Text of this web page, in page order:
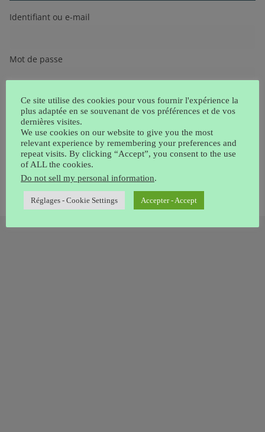
Identifiant ou e-mail
Mot de passe
Oublié ?
Chercher:
Ce site utilise des cookies pour vous fournir l'expérience la
plus adaptée en se souvenant de vos préférences et de vos
dernières visites.
We use cookies on our website to give you the most
relevant experience by remembering your preferences and
repeat visits. By clicking “Accept”, you consent to the use
of ALL the cookies.
Do not sell my personal information.
Réglages - Cookie Settings Accepter - Accept